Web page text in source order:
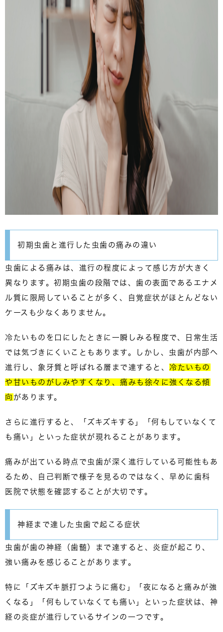
初期虫歯と進行した虫歯の痛みの違い
虫歯による痛みは、進行の程度によって感じ方が大きく
異なります。初期虫歯の段階では、歯の表面であるエナメ
ル質に限局していることが多く、
自覚症状がほとんどない
ケース も少なくありません。
冷たいものを口にしたときに一瞬しみる程度で、日常生活
では気づきにくいこともあります。しかし、虫歯が内部へ
進行し、象牙質と呼ばれる層まで達すると、 冷たいもの
や甘いものがしみやすくなり、痛みも徐々に強くなる傾
向 があります。
さらに進行すると、「ズキズキする」「何もしていなくて
も痛い」といった症状が現れることがあります。
痛みが出ている時点で虫歯が深く進行している可能性もあ
るため、自己判断で様子を見るのではなく、 早めに歯科
医院で状態を確認すること が大切です。
神経まで達した虫歯で起こる症状
虫歯が歯の神経（歯髄）まで達すると、炎症が起こり、
強い痛みを感じること があります。
特に「ズキズキ脈打つように痛む」「夜になると痛みが強
くなる」「何もしていなくても痛い」といった症状は、神
経の炎症が進行しているサインの一つです。